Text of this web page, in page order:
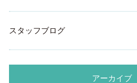
スタッフブログ
アーカイブ